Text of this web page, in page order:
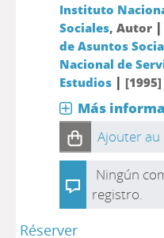
Instituto
Sociales, Autor |
de Asuntos
Nacional de
Estudios| [1995]
Más
Ajouter au
Ningún
registro.
Réserver